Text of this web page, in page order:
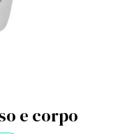
e corpo